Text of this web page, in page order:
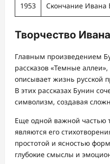
1953 Скончание Ивана
Творчество
Главным произведением
рассказов «Темные
описывает жизнь русской
В этих рассказах Бунин
символизм, создавая
Еще одной важной частью
являются его
простотой и ясностью
глубокие смыслы и